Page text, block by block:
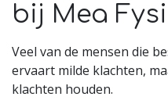
bij Mea
Veel van de mensen die
ervaart milde klachten,
klachten houden.